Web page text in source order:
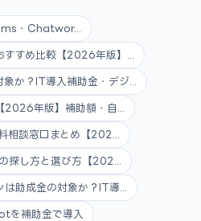
・Chatwor...
すめ比較【2026年版】...
か？IT導入補助金・デジ...
2026年版】補助額・自...
相談窓口まとめ【202...
探し方と選び方【202...
助成金の対象か？IT導...
補助金で導入